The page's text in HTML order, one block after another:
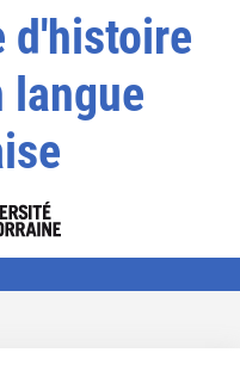
d'histoire
langue